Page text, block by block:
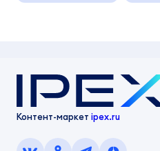
Контент-маркет ipex.ru